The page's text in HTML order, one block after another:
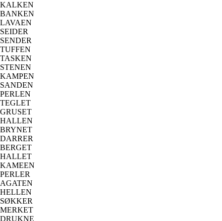
KALKEN
BANKEN
LAVAEN
SEIDER
SENDER
TUFFEN
TASKEN
STENEN
KAMPEN
SANDEN
PERLEN
TEGLET
GRUSET
HALLEN
BRYNET
DARRER
BERGET
HALLET
KAMEEN
PERLER
AGATEN
HELLEN
SØKKER
MERKET
DRUKNE